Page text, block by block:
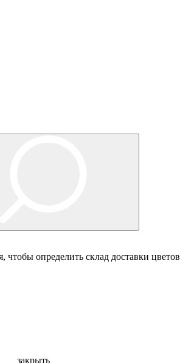
определить склад доставки цветов
закрыть